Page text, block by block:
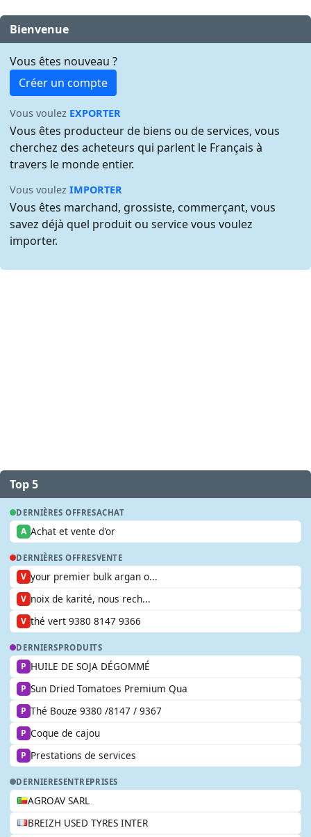
Bienvenue
Vous êtes nouveau ?
Créer un compte
Vous voulez EXPORTER
Vous êtes producteur de biens ou de services, vous
cherchez des acheteurs qui parlent le Français à
travers le monde entier.
Vous voulezIMPORTER
Vous êtes marchand, grossiste, commerçant, vous
savez déjà quel produit ou service vous voulez
importer.
Top 5
DERNIÈRES OFFRESACHAT
A Achat et vente d'or
DERNIÈRES OFFRESVENTE
V your premier bulk argan o...
V noix de karité, nous rech...
V thé vert 9380 8147 9366
DERNIERSPRODUITS
P HUILE DE SOJA DÉGOMMÉ
P Sun Dried Tomatoes Premium Qua
P Thé Bouze 9380 /8147 / 9367
P Coque de cajou
P Prestations de services
DERNIERESENTREPRISES
AGROAV SARL
BREIZH USED TYRES INTER